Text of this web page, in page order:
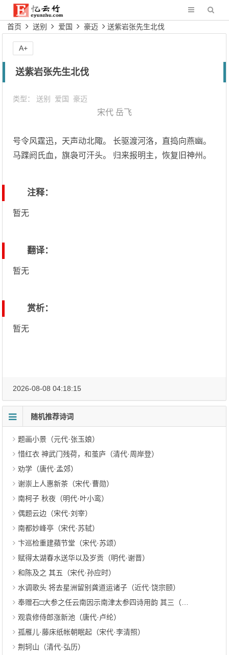
首页 送别 爱国 豪迈 送紫岩张先生北伐
送紫岩张先生北伐
类型：送别 爱国 豪迈
宋代 岳飞
号令风霆迅，天声动北陬。 长驱渡河洛，直捣向燕幽。
马蹀阏氏血，旗袅可汗头。 归来报明主，恢复旧神州。
注释：
暂无
翻译：
暂无
赏析：
暂无
A+
2026-08-08 04:18:15
随机推荐诗词
题画小景（元代·张玉娘）
惜红衣 神武门残荷，和茧庐（清代·周岸登）
劝学（唐代·孟郊）
谢崇上人惠新茶（宋代·曹勋）
南柯子 秋夜（明代·叶小鸾）
偶题云边（宋代·刘宰）
南都妙峰亭（宋代·苏轼）
卞巡检重建蘋节堂（宋代·苏颂）
赋得太湖春水送华以及岁贡（明代·谢晋）
和陈及之 其五（宋代·孙应时）
水调歌头 将去星洲留别龚道运诸子（近代·饶宗颐）
奉赠石□大参之任云南因示南津太参四诗用韵 其三（明代·符锡）
观袁修侍郎涨新池（唐代·卢纶）
孤雁儿·藤床纸帐朝眠起（宋代·李清照）
荆轲山（清代·弘历）